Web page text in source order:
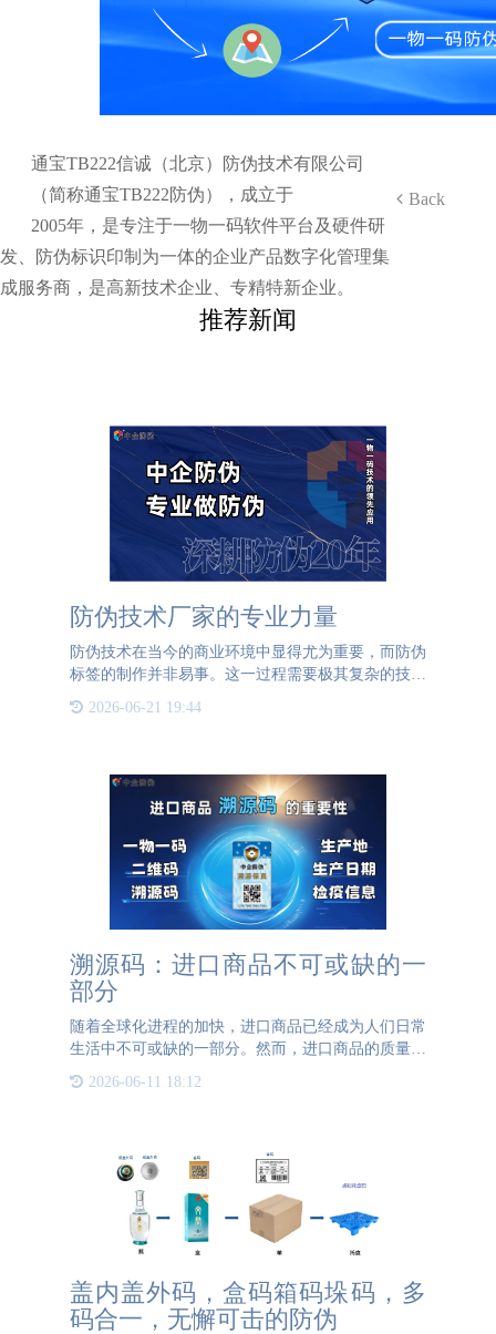
通宝TB222信诚（北京）防伪技术有限公司
（简称通宝TB222防伪），成立于
2005年，是专注于一物一码软件平台及硬件研
发、防伪标识印制为一体的企业产品数字化管理集
成服务商，是高新技术企业、专精特新企业。
Back
推荐新闻
防伪技术厂家的专业力量
防伪技术在当今的商业环境中显得尤为重要，而防伪
标签的制作并非易事。这一过程需要极其复杂的技术
一领域的佼佼者，拥有专业的技术团队。他们利用先
2026-06-21 19:44
溯源码：进口商品不可或缺的一
部分
随着全球化进程的加快，进口商品已经成为人们日常
生活中不可或缺的一部分。然而，进口商品的质量和
安全性也成为了消费者关注的焦点。为了保障消费者
的权益，进口商品溯源码应运而生。本文将探讨进口
2026-06-11 18:12
盖内盖外码，盒码箱码垛码，多
码合一，无懈可击的防伪